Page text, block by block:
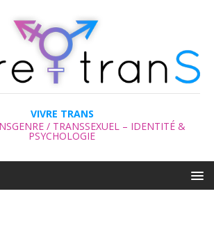
VIVRE TRANS
/ TRANSSEXUEL – IDENTITÉ &
PSYCHOLOGIE